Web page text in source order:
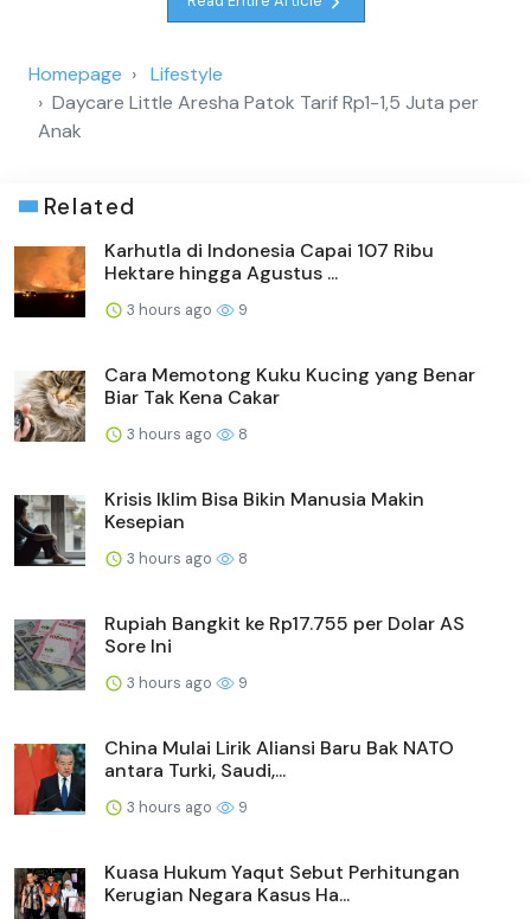
Homepage
Lifestyle
Daycare Little Aresha Patok Tarif Rp1-1,5 Juta per
Anak
Related
Karhutla di Indonesia Capai 107 Ribu
Hektare hingga Agustus ...
3 hours ago 9
Cara Memotong Kuku Kucing yang Benar
Biar Tak Kena Cakar
3 hours ago 8
Krisis Iklim Bisa Bikin Manusia Makin
Kesepian
3 hours ago 8
Rupiah Bangkit ke Rp17.755 per Dolar AS
Sore Ini
3 hours ago 9
China Mulai Lirik Aliansi Baru Bak NATO
antara Turki, Saudi,...
3 hours ago 9
Kuasa Hukum Yaqut Sebut Perhitungan
Kerugian Negara Kasus Ha...